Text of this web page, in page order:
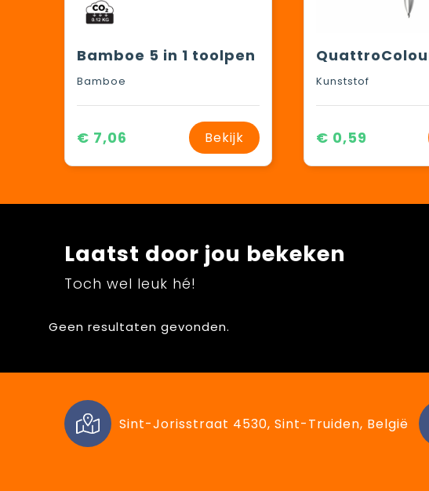
Bamboe 5 in 1 toolpen
Bamboe
€ 7,06 Bekijk
Kunststof
€ 0,59
Laatst door jou bekeken
Toch wel leuk hé!
Geen resultaten gevonden.
Sint-Jorisstraat 4530, Sint-Truiden, België